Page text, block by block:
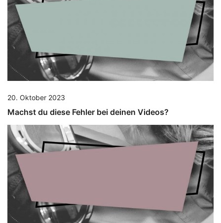
20. Oktober 2023
Machst du diese Fehler bei deinen Videos?